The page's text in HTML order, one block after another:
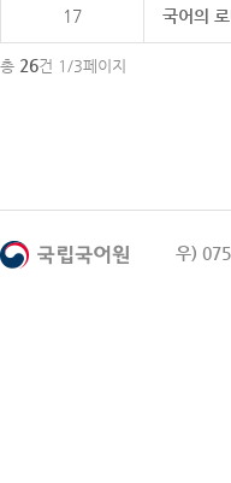
17 국어의
총 26건 1/3페이지
우)